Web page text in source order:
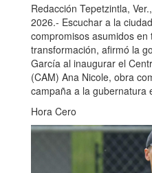
Redacción Tepetzintla,
2026.- Escuchar a la
compromisos asumidos
transformación, afirmó la
García al inaugurar el
(CAM) Ana Nicole, obra
campaña a la gubernatura
Hora Cero